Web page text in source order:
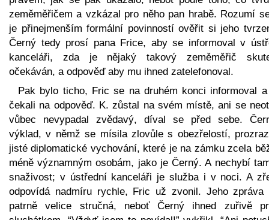
zeměměřičem a vzkázal pro něho pan hrabě. Rozumí
je přinejmenším formální povinností ověřit si jeho
Černý tedy prosí pana Frice, aby se informoval v
kanceláři, zda je nějaký takový zeměměřič
očekáván, a odpověď aby mu ihned zatelefonoval.
Pak bylo ticho, Fric se na druhém konci informoval
čekali na odpověď. K. zůstal na svém místě, ani se
vůbec nevypadal zvědavý, díval se před sebe.
výklad, v němž se mísila zlovůle s obezřelostí,
jisté diplomatické vychování, které je na zámku zcela
méně významným osobám, jako je Černý. A nechybí
snaživost; v ústřední kanceláři je služba i v noci. A
odpovídá nadmíru rychle, Fric už zvonil. Jeho zpráva
patrně velice stručná, neboť Černý ihned zuřivě